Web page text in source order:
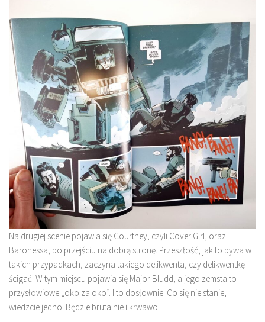
Na drugiej scenie pojawia się Courtney, czyli Cover Girl, oraz
Baronessa, po przejściu na dobrą stronę. Przeszłość, jak to bywa w
takich przypadkach, zaczyna takiego delikwenta, czy delikwentkę
ścigać. W tym miejscu pojawia się Major Bludd, a jego zemsta to
przysłowiowe „oko za oko”. I to dosłownie. Co się nie stanie,
wiedzcie jedno. Będzie brutalnie i krwawo.